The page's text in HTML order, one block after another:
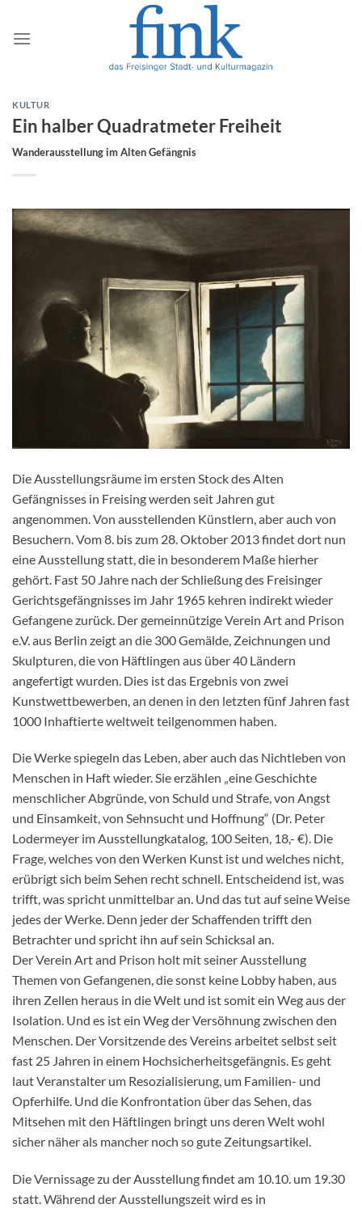
Inhalt
springen
KULTUR
Ein halber Quadratmeter Freiheit
Wanderausstellung im Alten Gefängnis
Die Ausstellungsräume im ersten Stock des Alten
Gefängnisses in Freising werden seit Jahren gut
angenommen. Von ausstellenden Künstlern, aber auch von
Besuchern. Vom 8. bis zum 28. Oktober 2013 findet dort nun
eine Ausstellung statt, die in besonderem Maße hierher
gehört. Fast 50 Jahre nach der Schließung des Freisinger
Gerichtsgefängnisses im Jahr 1965 kehren indirekt wieder
Gefangene zurück. Der gemeinnützige Verein Art and Prison
e.V. aus Berlin zeigt an die 300 Gemälde, Zeichnungen und
Skulpturen, die von Häftlingen aus über 40 Ländern
angefertigt wurden. Dies ist das Ergebnis von zwei
Kunstwettbewerben, an denen in den letzten fünf Jahren fast
1000 Inhaftierte weltweit teilgenommen haben.
Die Werke spiegeln das Leben, aber auch das Nichtleben von
Menschen in Haft wieder. Sie erzählen „eine Geschichte
menschlicher Abgründe, von Schuld und Strafe, von Angst
und Einsamkeit, von Sehnsucht und Hoffnung“ (Dr. Peter
Lodermeyer im Ausstellungkatalog, 100 Seiten, 18,- €). Die
Frage, welches von den Werken Kunst ist und welches nicht,
erübrigt sich beim Sehen recht schnell. Entscheidend ist, was
trifft, was spricht unmittelbar an. Und das tut auf seine Weise
jedes der Werke. Denn jeder der Schaffenden trifft den
Betrachter und spricht ihn auf sein Schicksal an.
Der Verein Art and Prison holt mit seiner Ausstellung
Themen von Gefangenen, die sonst keine Lobby haben, aus
ihren Zellen heraus in die Welt und ist somit ein Weg aus der
Isolation. Und es ist ein Weg der Versöhnung zwischen den
Menschen. Der Vorsitzende des Vereins arbeitet selbst seit
fast 25 Jahren in einem Hochsicherheitsgefängnis. Es geht
laut Veranstalter um Resozialisierung, um Familien- und
Opferhilfe. Und die Konfrontation über das Sehen, das
Mitsehen mit den Häftlingen bringt uns deren Welt wohl
sicher näher als mancher noch so gute Zeitungsartikel.
Die Vernissage zu der Ausstellung findet am 10.10. um 19.30
statt. Während der Ausstellungszeit wird es in